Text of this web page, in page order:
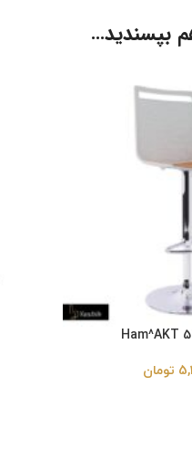
بپسندید…
تومان